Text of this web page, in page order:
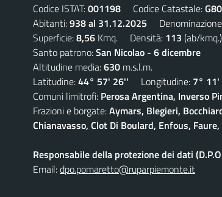
Codice ISTAT:001198 Codice Catastale:
Abitanti:938 al 31.12.2025
Superficie:8,56 Kmq. Densità: 113 (ab/kmq.)
Santo patrono:San Nicolao - 6 dicembre
Altitudine media:630 m.s.l.m.
Latitudine:44° 57' 26'' Longitudine: 7° 11'
Comuni limitrofi: Perosa Argentina, Inverso
Frazioni e borgate:Aymars, Blegieri,
Chianavasso, Clot Di Boulard, Enfous,
Responsabile della protezione dei dati
Email:dpo.pomaretto@ruparpiemonte.it